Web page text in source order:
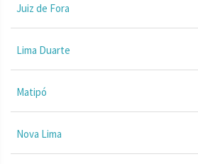
Juiz de Fora
Lima Duarte
Matipó
Nova Lima